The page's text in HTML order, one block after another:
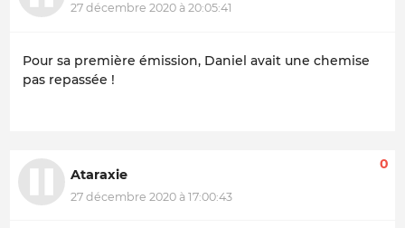
27 décembre 2020 à 20:05:41
Pour sa première émission, Daniel avait une chemise
pas repassée !
Ataraxie
27 décembre 2020 à 17:00:43
0